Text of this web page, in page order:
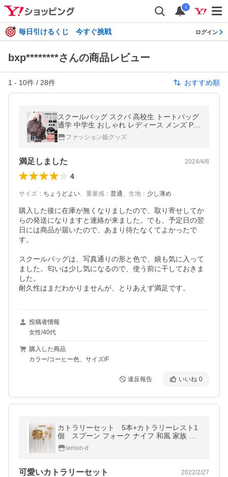
i
毎日引けるくじ 今すぐ挑戦 ログイン
bxp********さんの商品レビュー
1 - 10件 / 28件 おすすめ順
スクールバッグ スクバ 高校生 トートバッグ
通学 中学生 おしゃれ レディース メンズ PU
レザー かわいい おしゃれ 男女兼用 合皮かば
ん 学生
ファッション姫グッズ
満足しました 2024/4/8
4
サイズ ： ちょうどよい、 重量感 ： 普通、 生地 ： 少し薄め
購入した後に在庫が無くなりましたので、取り寄せしてか
らの発送になりますと連絡が来ました。でも、予定日の翌
日には商品が届いたので、あまり待たなくてよかったで
す。
スクールバッグは、写真通りの形と色で、娘も気に入って
ました。匂いは少し気になるので、使う前に干しておきま
した。
耐久性はまだわかりませんが、とりあえず満足です。
投稿者情報
女性/40代
購入した商品
カラー/コーヒー色、サイズ/F
違反報告 いいね 0
カトラリーセット 5本+カトラリーレスト1
個 スプーン フォーク ナイフ 和風 家族 プ
チギフト 粗品 卒園 卒業 新生活 北欧 結婚
祝い クチポール風
lemon-d
可愛いカトラリーセット 2022/2/27